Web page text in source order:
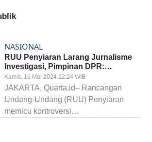
NASIONAL
RUU Penyiaran Larang Jurnalisme
Investigasi, Pimpinan DPR:
Kebebasan Pers Jangan Dibatasi
Kamis, 16 Mei 2024 22:24 WIB
JAKARTA, Quarta.id– Rancangan
Undang-Undang (RUU) Penyiaran
memicu kontroversi…